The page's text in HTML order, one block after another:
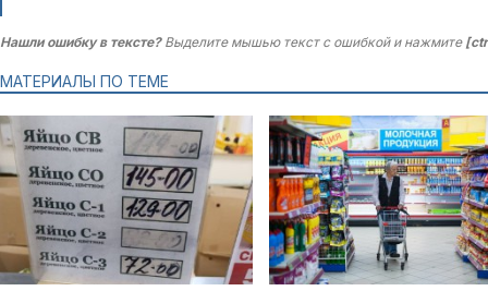
Нашли ошибку в тексте?Выделите мышью текст с ошибкой и нажмите
МАТЕРИАЛЫ ПО ТЕМЕ